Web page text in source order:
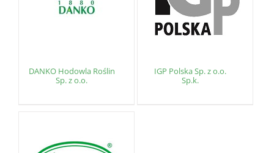
DANKO Hodowla Roślin
Sp. z o.o.
IGP Polska Sp. z o.o.
Sp.k.